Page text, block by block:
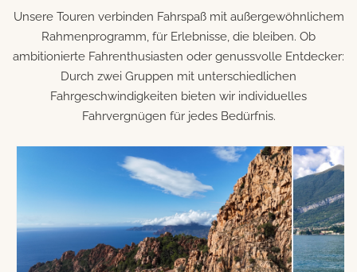
Unsere Touren verbinden Fahrspaß mit außergewöhnlichem
Rahmenprogramm, für Erlebnisse, die bleiben. Ob
ambitionierte Fahrenthusiasten oder genussvolle Entdecker:
Durch zwei Gruppen mit unterschiedlichen
Fahrgeschwindigkeiten bieten wir individuelles
Fahrvergnügen für jedes Bedürfnis.